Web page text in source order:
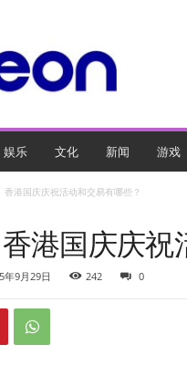
娱乐 文化 新闻 游戏
港国庆庆祝活动和交易有哪些？
港国庆庆祝
年9月29日 242 0